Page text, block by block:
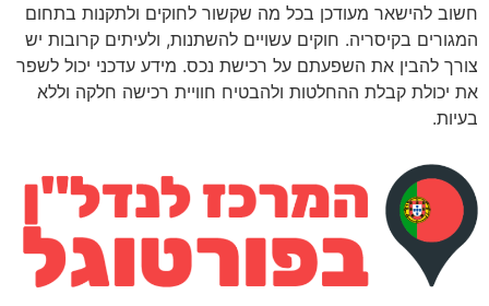
חשוב להישאר מעודכן בכל מה שקשור לחוקים ולתקנות בתחום
המגורים בקיסריה. חוקים עשויים להשתנות, ולעיתים קרובות יש
צורך להבין את השפעתם על רכישת נכס. מידע עדכני יכול לשפר
את יכולת קבלת ההחלטות ולהבטיח חוויית רכישה חלקה וללא
בעיות.